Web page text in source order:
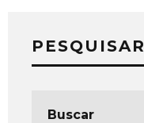
PESQUISAR